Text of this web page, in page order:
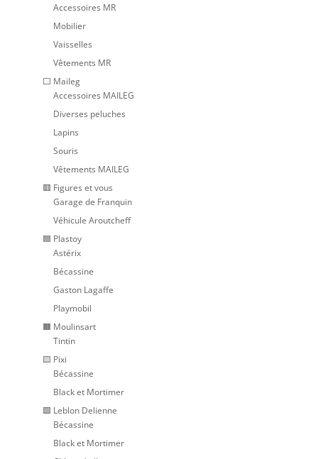
Accessoires MR
Mobilier
Vaisselles
Vêtements MR
⬜ Maileg
Accessoires MAILEG
Diverses peluches
Lapins
Souris
Vêtements MAILEG
🟥 Figures et vous
Garage de Franquin
Véhicule Aroutcheff
🟦 Plastoy
Astérix
Bécassine
Gaston Lagaffe
Playmobil
🟧 Moulinsart
Tintin
🟨 Pixi
Bécassine
Black et Mortimer
🟩 Leblon Delienne
Bécassine
Black et Mortimer